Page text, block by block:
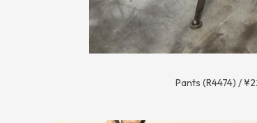
Pants (R4474) /